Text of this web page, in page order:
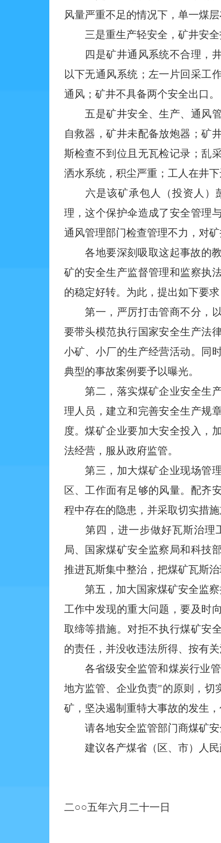
风量严重不足的情况下，单一煤
三是重生产轻安全，矿井安全
四是矿井通风系统不合理，井
以下无通风系统；左一片回采工
通风；矿井不具备两个安全出口。
五是矿井安全、生产、通风管
自救器，矿井未配备放炮器；矿
斯检查不到位且无瓦检记录；乱
洒水系统，积尘严重；工人在井
六是该矿承包人（投资人）
理，这个保护伞造成了安全管理
通风管理部门检查管理不力，对
各地要深刻吸取这起事故的教
矿的安全生产监督管理和监察执
的稳定好转。为此，提出如下要
第一，严厉打击管商不分，以
要带头模范执行国家安全生产法
小矿、小厂的生产经营活动。同
典型的事故案例要予以曝光。
第二，落实煤矿企业安全生产
理人员，建立和完善安全生产规
度。煤矿企业要加大安全投入，
法经营，服从政府监管。
第三，加大煤矿企业现场管理
区、工作面有足够的风量。配齐
程中存在的隐患，并采取切实措
第四，进一步做好瓦斯治理
局、国家煤矿安全监察局和科技
推进瓦斯集中整治，把煤矿瓦斯
第五，加大国家煤矿安全监察
工作中发现的重大问题，要及时
取缔等措施。对拒不执行煤矿安
的责任，并没收违法所得、按有
各省级安全监管和煤炭行业管
地方监管、企业负责"的原则，切
矿，坚决遏制重特大事故的发生
请各地安全监管部门商煤矿安
建议各产煤省（区、市）人民
二○○五年六月二十一日